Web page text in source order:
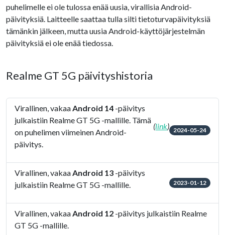
puhelimelle ei ole tulossa enää uusia, virallisia Android-
päivityksiä. Laitteelle saattaa tulla silti tietoturvapäivityksiä
tämänkin jälkeen, mutta uusia Android-käyttöjärjestelmän
päivityksiä ei ole enää tiedossa.
Realme GT 5G päivityshistoria
Virallinen, vakaaAndroid 14 -päivitys
julkaistiin Realme GT 5G -mallille. Tämä
on puhelimen viimeinen Android-
päivitys.
(link) 2024-05-24
Virallinen, vakaaAndroid 13 -päivitys
julkaistiin Realme GT 5G -mallille.
2023-01-12
Virallinen, vakaaAndroid 12 -päivitys julkaistiin Realme
GT 5G -mallille.